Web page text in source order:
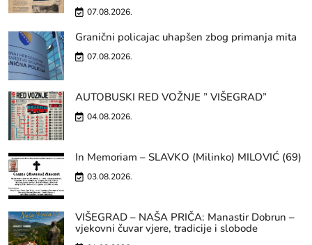
07.08.2026.
Granični policajac uhapšen zbog primanja mita
07.08.2026.
AUTOBUSKI RED VOŽNJE ” VIŠEGRAD”
04.08.2026.
In Memoriam – SLAVKO (Milinko) MILOVIĆ (69)
03.08.2026.
VIŠEGRAD – NAŠA PRIČA: Manastir Dobrun –
vjekovni čuvar vjere, tradicije i slobode